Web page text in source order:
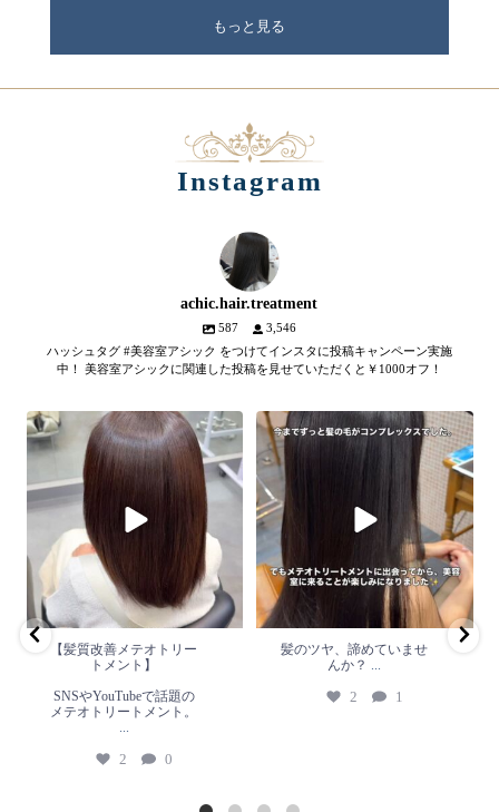
もっと見る
Instagram
achic.hair.treatment
587
3,546
ハッシュタグ #美容室アシック をつけてインスタに投稿キャンペーン実施
中！ 美容室アシックに関連した投稿を見せていただくと￥1000オフ！
【髪質改善メテオトリートメン
SNSやYouTubeで話題のメテオト
リートメント。
2 0
【髪質改善メテオトリー
トメント】
SNSやYouTubeで話題の
メテオトリートメント。
...
2 0
髪のツヤ、諦めていません
1
髪のツヤ、諦めていませ
んか？ ...
2 1